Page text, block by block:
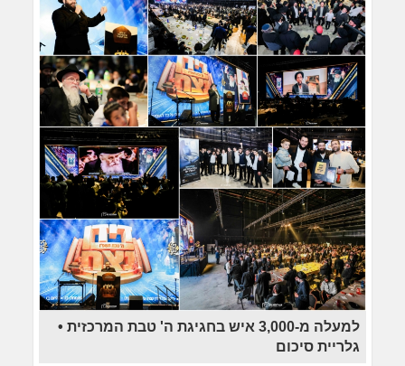
למעלה מ-3,000 איש בחגיגת ה' טבת המרכזית •
גלריית סיכום